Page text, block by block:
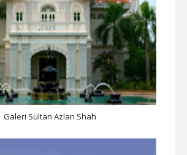
Galeri Sultan Azlan Shah